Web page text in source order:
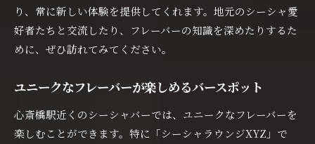
り、常に新しい体験を提供してくれます。地元のシーシャ愛
好者たちと交流したり、フレーバーの知識を深めたりするた
めに、ぜひ訪れてみてください。
ユニークなフレーバーが楽しめるバースポット
心斎橋駅近くのシーシャバーでは、ユニークなフレーバーを
楽しむことができます。特に「シーシャラウンジXYZ」で